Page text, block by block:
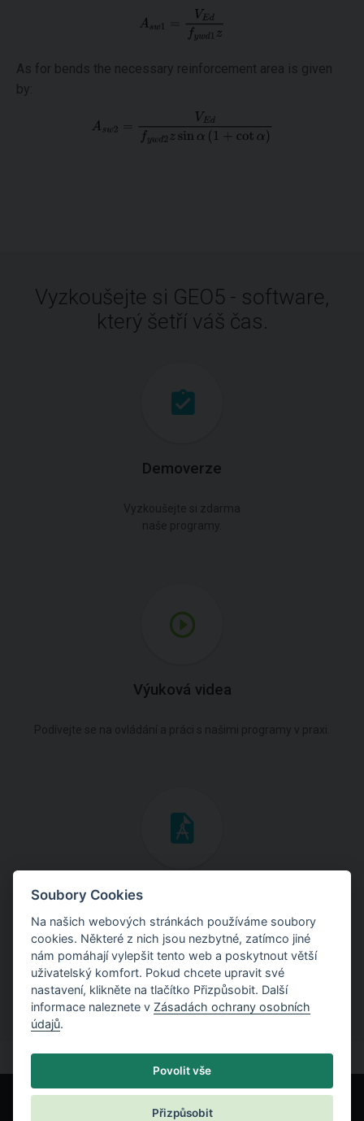
As for bends the necessary reinforcement area is given
by:
Vyzkoušejte si GEO5 - software,
který šetří váš čas.
Demoverze
Výuková videa
Inženýrské manuály
Stáhněte si manuály s teoretickými i praktickými ukázkami
použití programů.
Soubory Cookies
Na našich webových stránkách používáme soubory
cookies. Některé z nich jsou nezbytné, zatímco jiné
nám pomáhají vylepšit tento web a poskytnout větší
uživatelský komfort. Pokud chcete upravit své
nastavení, klikněte na tlačítko Přizpůsobit. Další
informace naleznete v Zásadách ochrany osobních
údajů.
Povolit vše
Přizpůsobit